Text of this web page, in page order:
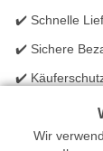
✔️ Schnelle
✔️ Sichere
✔️
✔️ B2B
✔️ Schneller
Wir